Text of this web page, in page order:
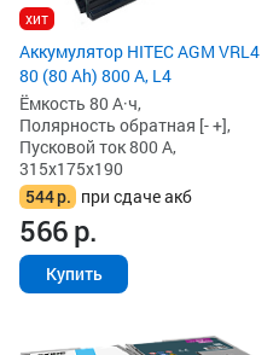
хит
Аккумулятор HITEC AGM VRL4
80 (80 Ah) 800 А, L4
Ёмкость 80 А·ч,
Полярность обратная [- +],
Пусковой ток 800 А,
315x175x190
544р. при сдаче акб
566р.
Купить